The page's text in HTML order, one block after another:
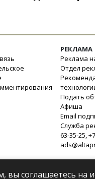
РЕКЛАМА
Реклама
Отдел
Подать
Афиша
Email
Служба
63-35-25,
вы соглашаетесь